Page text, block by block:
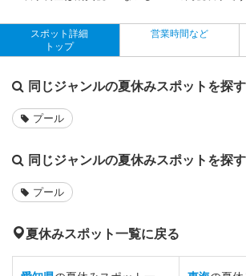
スポット詳細
トップ
営業時間など
同じジャンルの夏休みスポットを探す
プール
同じジャンルの夏休みスポットを探す
プール
夏休みスポット一覧に戻る